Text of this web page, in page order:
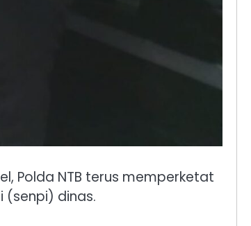
Polda NTB terus memperketat
(senpi) dinas.